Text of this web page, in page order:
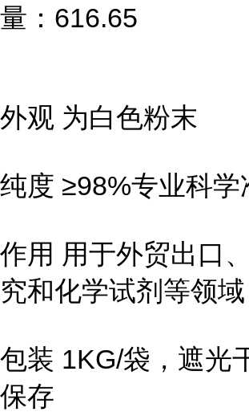
量：616.65
外观 为白色粉末
纯度 ≥98%专业科学
作用 用于外贸出口
究和化学试剂等领域
包装 1KG/袋，遮光
保存